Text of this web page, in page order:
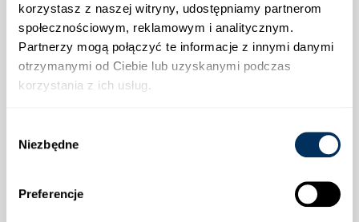
korzystasz z naszej witryny, udostępniamy partnerom
społecznościowym, reklamowym i analitycznym.
Partnerzy mogą połączyć te informacje z innymi danymi
otrzymanymi od Ciebie lub uzyskanymi podczas
korzystania z ich usług.
zgody
Niezbędne
Preferencje
Strefa klienta
Informacje